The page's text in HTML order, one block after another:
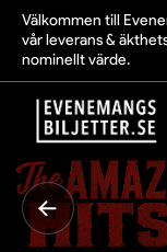
Välkommen till
vår leverans &
nominellt värde.